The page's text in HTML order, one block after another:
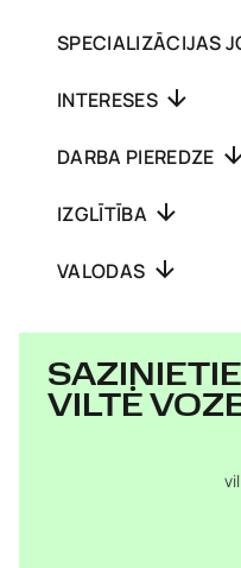
SPECIALIZĀCIJAS
INTERESES
DARBA PIEREDZE
IZGLĪTĪBA
VALODAS
VILTĖ